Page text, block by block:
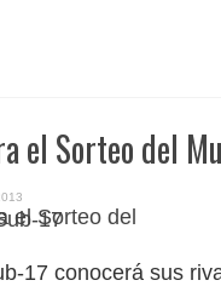
el Sorteo del
17 conocerá sus